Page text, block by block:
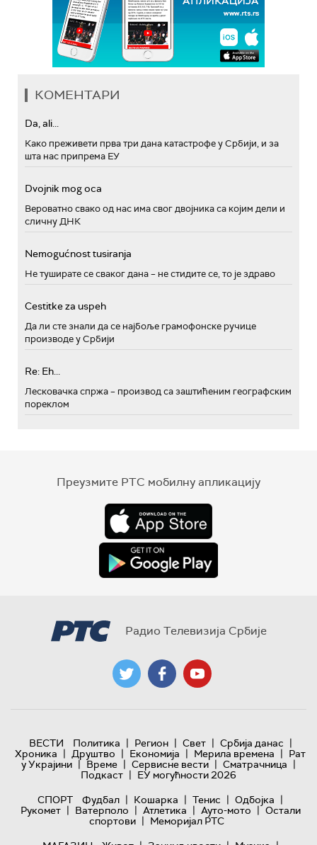
КОМЕНТАРИ
Da, ali...
Како преживети прва три дана катастрофе у Србији, и за
шта нас припрема ЕУ
Dvojnik mog oca
Вероватно свако од нас има свог двојника са којим дели и
сличну ДНК
Nemogućnost tusiranja
Не туширате се сваког дана – не стидите се, то је здраво
Cestitke za uspeh
Да ли сте знали да се најбоље грамофонске ручице
производе у Србији
Re: Eh...
Лесковачка спржа – производ са заштићеним географским
пореклом
Преузмите РТС мобилну апликацију
Радио Телевизија Србије
ВЕСТИ Политика | Регион | Свет | Србија данас |
Хроника | Друштво | Економија | Мерила времена | Рат
у Украјини | Време | Сервисне вести | Сматрачница |
Подкаст | ЕУ могућности 2026
СПОРТ
Фудбал | Кошарка | Тенис | Одбојка |
Рукомет | Ватерполо | Атлетика | Ауто-мото | Остали
спортови | Меморијал РТС